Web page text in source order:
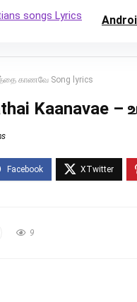
காணவே Song lyrics
Kaanavae
9